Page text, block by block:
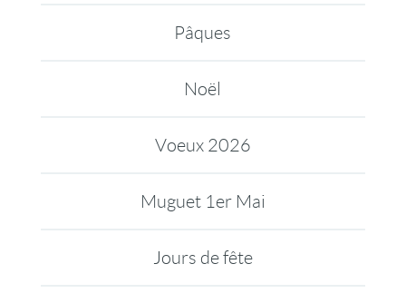
Pâques
Noël
Voeux 2026
Muguet 1er Mai
Jours de fête